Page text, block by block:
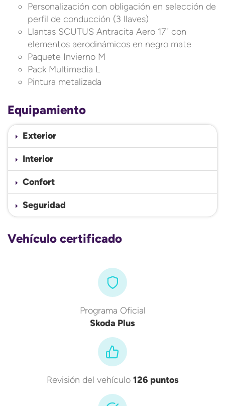
Personalización con obligación en selección de
perfil de conducción (3 llaves)
Llantas SCUTUS Antracita Aero 17" con
elementos aerodinámicos en negro mate
Paquete Invierno M
Pack Multimedia L
Pintura metalizada
Equipamiento
Exterior
Interior
Confort
Seguridad
Vehículo certificado
Programa Oficial
Skoda Plus
Revisión del vehículo 126 puntos